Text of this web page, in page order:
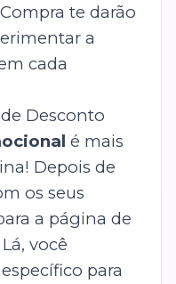
te darão
a
cada
Desconto
é mais
Depois de
os seus
a página de
você
para